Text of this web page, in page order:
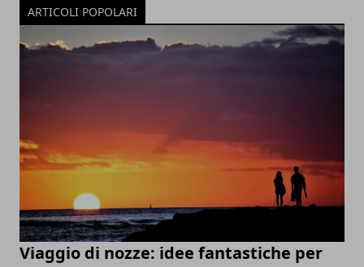
ARTICOLI POPOLARI
Viaggio di nozze: idee fantastiche per